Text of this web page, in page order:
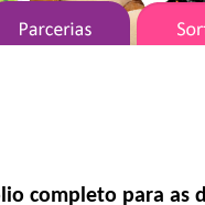
completo para as